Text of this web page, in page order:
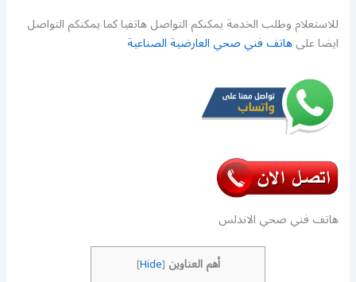
للاستعلام وطلب الخدمة يمكنكم التواصل هاتفيا كما يمكنكم التواصل
ايضا علىهاتف فني صحي العارضية الصناعية
هاتف فني صحي الاندلس
أهم العناوين [
Hide
]